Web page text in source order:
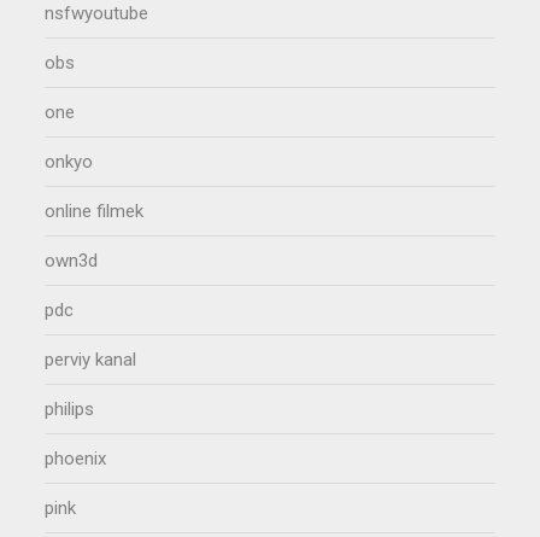
nsfwyoutube
obs
one
onkyo
online filmek
own3d
pdc
perviy kanal
philips
phoenix
pink